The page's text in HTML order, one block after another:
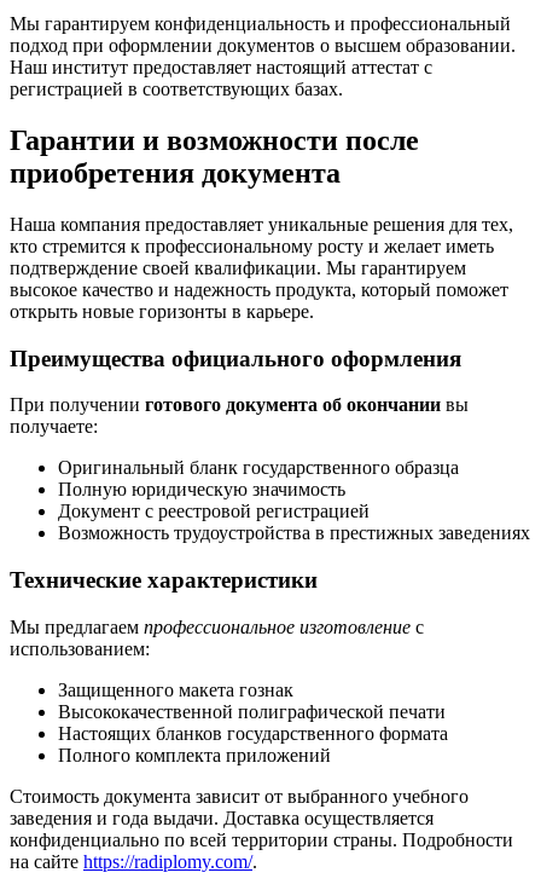
Мы гарантируем конфиденциальность и профессиональный
подход при оформлении документов о высшем образовании.
Наш институт предоставляет настоящий аттестат с
регистрацией в соответствующих базах.
Гарантии и возможности после
приобретения документа
Наша компания предоставляет уникальные решения для тех,
кто стремится к профессиональному росту и желает иметь
подтверждение своей квалификации. Мы гарантируем
высокое качество и надежность продукта, который поможет
открыть новые горизонты в карьере.
Преимущества официального оформления
При получении готового документа об окончании вы
получаете:
Оригинальный бланк государственного образца
Полную юридическую значимость
Документ с реестровой регистрацией
Возможность трудоустройства в престижных заведениях
Технические характеристики
Мы предлагаем профессиональное изготовление с
использованием:
Защищенного макета гознак
Высококачественной полиграфической печати
Настоящих бланков государственного формата
Полного комплекта приложений
Стоимость документа зависит от выбранного учебного
заведения и года выдачи. Доставка осуществляется
конфиденциально по всей территории страны. Подробности
на сайте https://radiplomy.com/.